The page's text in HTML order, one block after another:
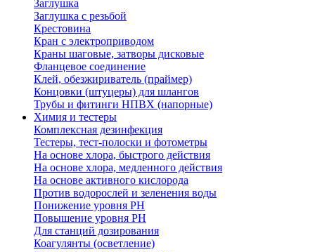
Заглушка
Заглушка с резьбой
Крестовина
Кран с электроприводом
Краны шаговые, затворы дисковые
Фланцевое соединение
Клей, обезжириватель (праймер)
Концовки (штуцеры) для шлангов
Трубы и фитинги НПВХ (напорные)
Химия и тестеры
Комплексная дезинфекция
Тестеры, тест-полоски и фотометры
На основе хлора, быстрого действия
На основе хлора, медленного действия
На основе активного кислорода
Против водорослей и зеленения воды
Понижение уровня РН
Повышение уровня РН
Для станций дозирования
Коагулянты (осветление)